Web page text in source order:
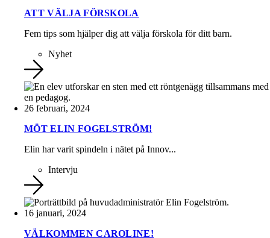
ATT VÄLJA FÖRSKOLA
Fem tips som hjälper dig att välja förskola för ditt barn.
Nyhet
26 februari, 2024
MÖT ELIN FOGELSTRÖM!
Elin har varit spindeln i nätet på Innov...
Intervju
16 januari, 2024
VÄLKOMMEN CAROLINE!